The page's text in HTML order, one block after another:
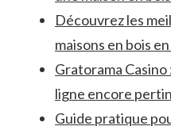
Découvrez les
maisons en bois
Gratorama
ligne encore
Guide pratique